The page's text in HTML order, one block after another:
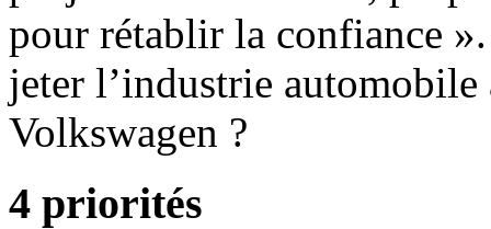
pour rétablir la confiance
jeter l’industrie automobile
Volkswagen ?
4 priorités